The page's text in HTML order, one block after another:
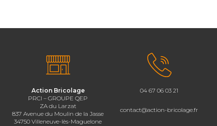
Action Bricolage
PRCI – GROUPE QEP
ZA du Larzat
837 Avenue du Moulin de la Jasse
34750 Villeneuve-lès-Maguelone
04 67 06 03 21
contact@action-bricolage.fr